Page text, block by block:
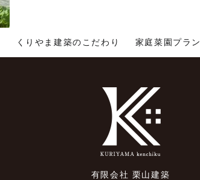
くりやま建築のこだわり 家庭菜園プラン
有限会社 栗山建築